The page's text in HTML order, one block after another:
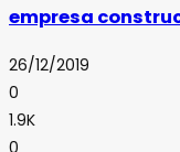
empresa
26/12/2019
0
1.9K
0